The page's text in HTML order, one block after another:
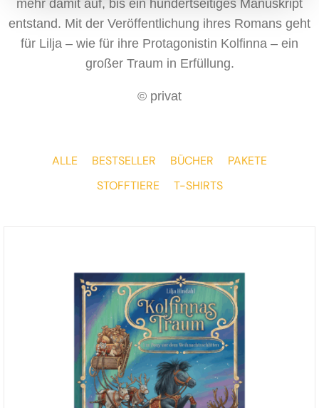
mehr damit auf, bis ein hundertseitiges Manuskript
entstand. Mit der Veröffentlichung ihres Romans geht
für Lilja – wie für ihre Protagonistin Kolfinna – ein
großer Traum in Erfüllung.
© privat
ALLE BESTSELLER BÜCHER
PAKETE
STOFFTIERE
T-SHIRTS